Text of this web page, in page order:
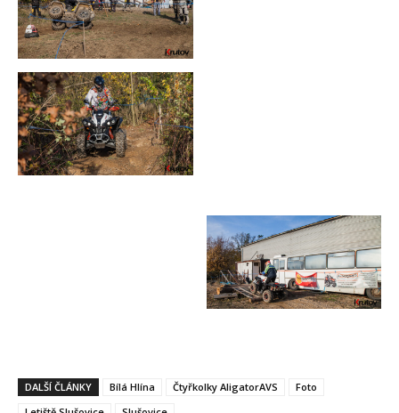
DALŠÍ ČLÁNKY Bílá Hlína Čtyřkolky AligatorAVS
Foto